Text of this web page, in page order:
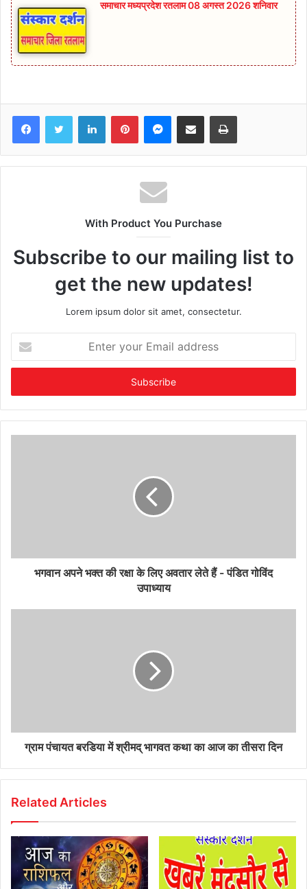
समाचार मध्यप्रदेश रतलाम 08 अगस्त 2026 शनिवार
FacebookTwitter LinkedInPinterestMessenger
Share via Email Print
With Product You Purchase
Subscribe to our mailing list to
get the new updates!
Lorem ipsum dolor sit amet, consectetur.
your
Email
भगवान अपने भक्त की रक्षा के लिए अवतार लेते हैं - पंडित गोविंद
उपाध्याय
ग्राम पंचायत बरडिया में श्रीमद् भागवत कथा का आज का तीसरा दिन
Related Articles